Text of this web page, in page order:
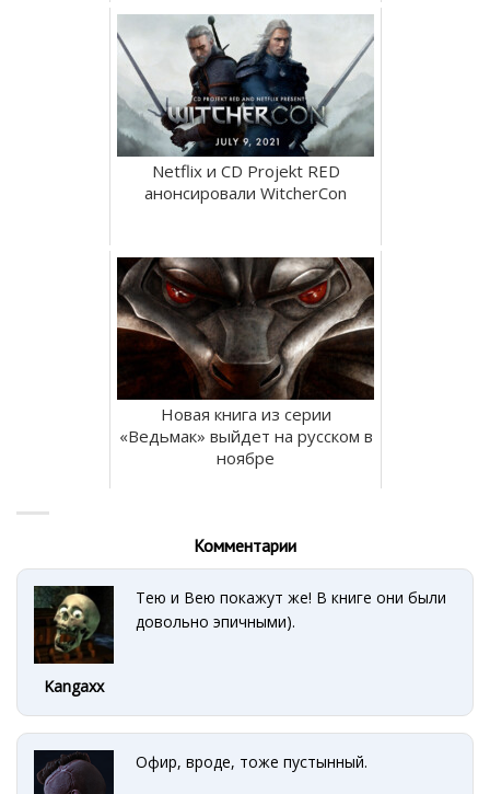
Netflix и CD Projekt RED
анонсировали WitcherCon
Новая книга из серии
«Ведьмак» выйдет на русском в
ноябре
Комментарии
Kangaxx
Тею и Вею покажут же! В книге они были
довольно эпичными).
Офир, вроде, тоже пустынный.